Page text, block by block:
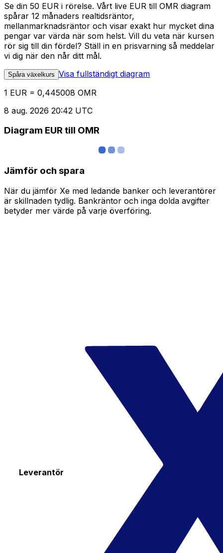
Se din 50 EUR i rörelse. Vårt live EUR till OMR diagram
spårar 12 månaders realtidsräntor,
mellanmarknadsräntor och visar exakt hur mycket dina
pengar var värda när som helst. Vill du veta när kursen
rör sig till din fördel? Ställ in en prisvarning så meddelar
vi dig när den når ditt mål.
Spåra växelkurs Visa fullständigt diagram
1 EUR = 0,445008 OMR
8 aug. 2026 20:42 UTC
Diagram EUR till OMR
Jämför och spara
När du jämför Xe med ledande banker och leverantörer
är skillnaden tydlig. Bankräntor och inga dolda avgifter
betyder mer värde på varje överföring.
Leverantör